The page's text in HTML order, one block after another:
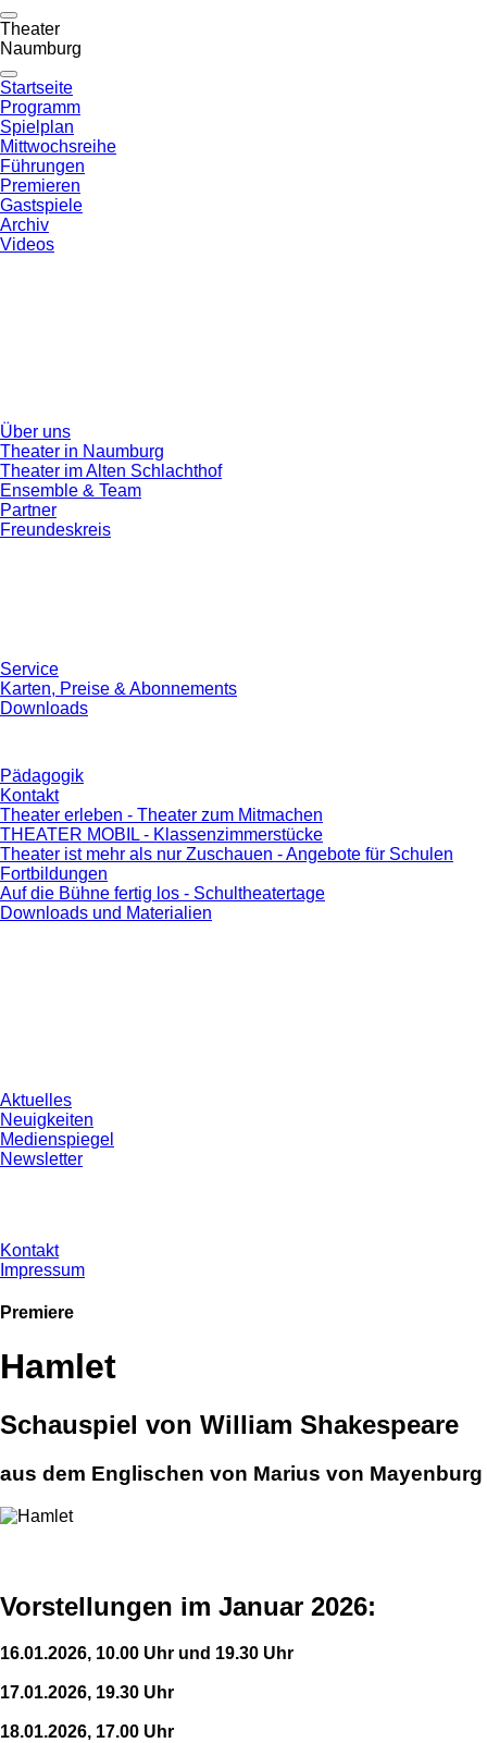
Theater
Naumburg
Startseite
Programm
Spielplan
Mittwochsreihe
Führungen
Premieren
Gastspiele
Archiv
Videos
Über uns
Theater in Naumburg
Theater im Alten Schlachthof
Ensemble & Team
Partner
Freundeskreis
Service
Karten, Preise & Abonnements
Downloads
Pädagogik
Kontakt
Theater erleben - Theater zum Mitmachen
THEATER MOBIL - Klassenzimmerstücke
Theater ist mehr als nur Zuschauen - Angebote für Schulen
Fortbildungen
Auf die Bühne fertig los - Schultheatertage
Downloads und Materialien
Aktuelles
Neuigkeiten
Medienspiegel
Newsletter
Kontakt
Impressum
Premiere
Hamlet
Schauspiel von William Shakespeare
aus dem Englischen von Marius von Mayenburg
Vorstellungen im Januar 2026:
16.01.2026, 10.00 Uhr und 19.30 Uhr
17.01.2026, 19.30 Uhr
18.01.2026, 17.00 Uhr